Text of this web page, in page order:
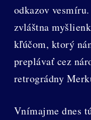
odkazov
zvláštna
kľúčom, ktorý
preplávať cez
retrográdny
Vnímajme dnes